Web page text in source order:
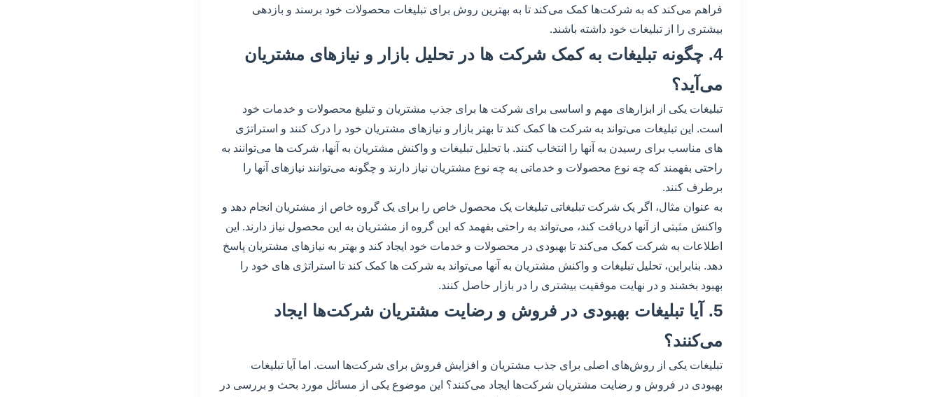
فراهم می‌کند که به شرکت‌ها کمک می‌کند تا به بهترین روش برای تبلیغات محصولات خود برسند و بازدهی
بیشتری را از تبلیغات خود داشته باشند.
4. چگونه تبلیغات به کمک شرکت ها در تحلیل بازار و نیازهای مشتریان
می‌آید؟
تبلیغات یکی از ابزارهای مهم و اساسی برای شرکت ها برای جذب مشتریان و تبلیغ محصولات و خدمات خود
است. این تبلیغات می‌تواند به شرکت ها کمک کند تا بهتر بازار و نیازهای مشتریان خود را درک کنند و استراتژی
های مناسب برای رسیدن به آنها را انتخاب کنند. با تحلیل تبلیغات و واکنش مشتریان به آنها، شرکت ها می‌توانند به
راحتی بفهمند که چه نوع محصولات و خدماتی به چه نوع مشتریان نیاز دارند و چگونه می‌توانند نیازهای آنها را
برطرف کنند.
به عنوان مثال، اگر یک شرکت تبلیغاتی تبلیغات یک محصول خاص را برای یک گروه خاص از مشتریان انجام دهد و
واکنش مثبتی از آنها دریافت کند، می‌تواند به راحتی بفهمد که این گروه از مشتریان به این محصول نیاز دارند. این
اطلاعات به شرکت کمک می‌کند تا بهبودی در محصولات و خدمات خود ایجاد کند و بهتر به نیازهای مشتریان پاسخ
دهد. بنابراین، تحلیل تبلیغات و واکنش مشتریان به آنها می‌تواند به شرکت ها کمک کند تا استراتژی های خود را
بهبود بخشند و در نهایت موفقیت بیشتری را در بازار حاصل کنند.
5. آیا تبلیغات بهبودی در فروش و رضایت مشتریان شرکت‌ها ایجاد
می‌کنند؟
تبلیغات یکی از روش‌های اصلی برای جذب مشتریان و افزایش فروش برای شرکت‌ها است. اما آیا تبلیغات
بهبودی در فروش و رضایت مشتریان شرکت‌ها ایجاد می‌کنند؟ این موضوع یکی از مسائل مورد بحث و بررسی در